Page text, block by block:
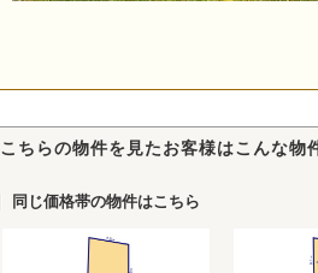
こちらの物件を見たお客様はこんな物
同じ価格帯の物件はこちら